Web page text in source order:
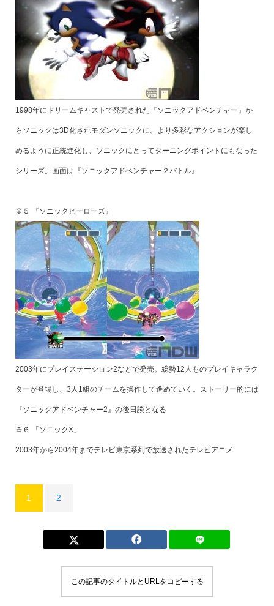
1998年にドリームキャストで発売された『ソニックアドベンチャー』か
らソニックは3D化されモダンソニックに。より多彩なアクションが楽し
めるように正統進化し、ソニックにとってターニングポイントにもなった
シリーズ。画面は『ソニックアドベンチャー２バトル』
※５ 『ソニックヒーローズ』
2003年にプレイステーション2などで発売。総勢12人ものプレイキャラク
ターが登場し、3人1組のチームを操作して進めていく。ストーリー的には
『ソニックアドベンチャー2』の後日談となる
※６ 「ソニックX」
2003年から2004年までテレビ東京系列で放送されたテレビアニメ
1 2
この記事のタイトルとURLをコピーする